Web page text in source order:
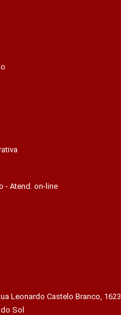
- Atend. on-line
Leonardo Castelo Branco, 1623
Sol